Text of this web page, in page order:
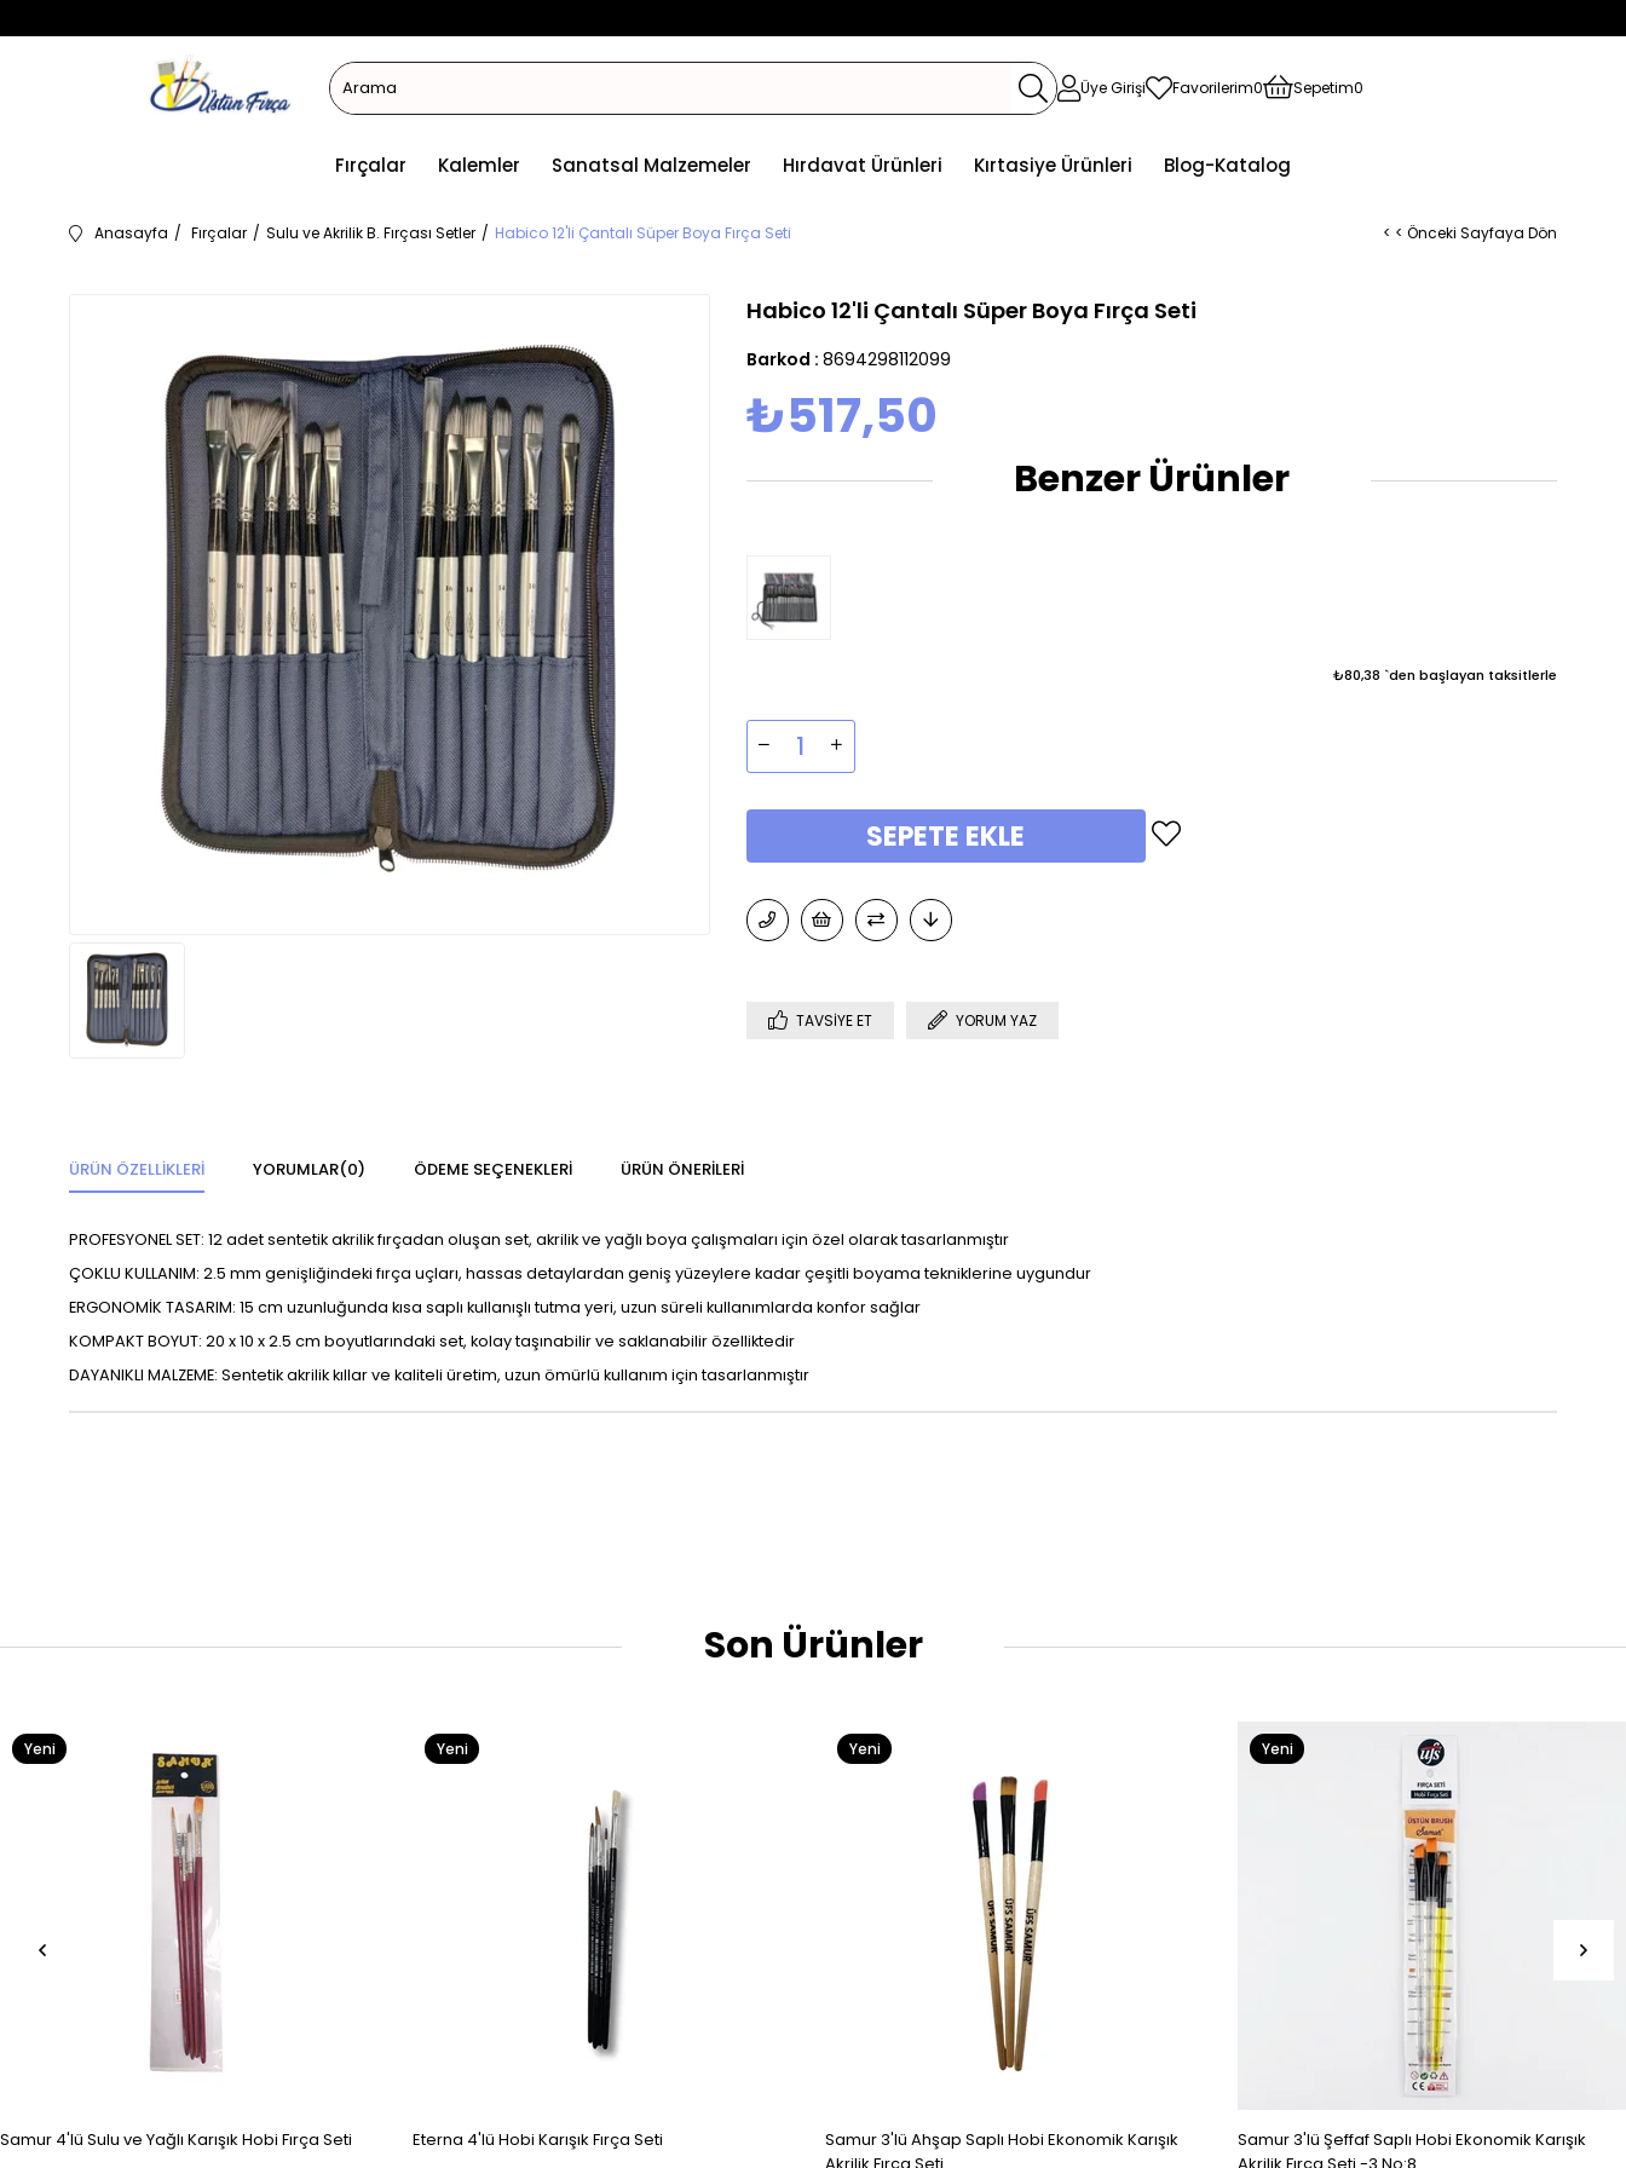
Üye Girişi Favorilerim0 Sepetim0
Fırçalar Kalemler Sanatsal Malzemeler Hırdavat Ürünleri Kırtasiye Ürünleri Blog-Katalog
Anasayfa Fırçalar Sulu ve Akrilik B. Fırçası Setler Habico 12'li Çantalı Süper Boya Fırça Seti < < Önceki Sayfaya Dön
Habico 12'li Çantalı Süper Boya Fırça Seti
Barkod : 8694298112099
₺517,50
Benzer Ürünler
₺80,38 `den başlayan taksitlerle
TAVSIYE ET YORUM YAZ
ÜRÜN ÖZELLIKLERI YORUMLAR(0) ÖDEME SEÇENEKLERI ÜRÜN ÖNERILERI
PROFESYONEL SET: 12 adet sentetik akrilik fırçadan oluşan set, akrilik ve yağlı boya çalışmaları için özel olarak tasarlanmıştır
ÇOKLU KULLANIM: 2.5 mm genişliğindeki fırça uçları, hassas detaylardan geniş yüzeylere kadar çeşitli boyama tekniklerine uygundur
ERGONOMİK TASARIM: 15 cm uzunluğunda kısa saplı kullanışlı tutma yeri, uzun süreli kullanımlarda konfor sağlar
KOMPAKT BOYUT: 20 x 10 x 2.5 cm boyutlarındaki set, kolay taşınabilir ve saklanabilir özelliktedir
DAYANIKLI MALZEME: Sentetik akrilik kıllar ve kaliteli üretim, uzun ömürlü kullanım için tasarlanmıştır
Son Ürünler
Samur 4'lü Sulu ve Yağlı Karışık Hobi Fırça Seti
Yeni
Eterna 4'lü Hobi Karışık Fırça Seti
Yeni
Samur 3'lü Ahşap Saplı Hobi Ekonomik Karışık
Yeni
Samur 3'lü Şeffaf Saplı Hobi Ekonomik Karışık
Yeni